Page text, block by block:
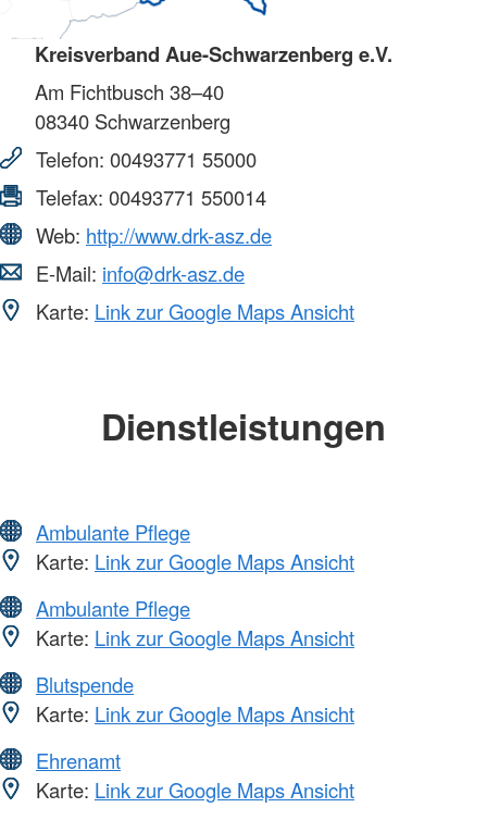
Kreisverband Aue-Schwarzenberg e.V.
Am Fichtbusch 38–40
08340 Schwarzenberg
Telefon: 00493771 55000
Telefax: 00493771 550014
Web: http://www.drk-asz.de
E-Mail: info@drk-asz.de
Karte: Link zur Google Maps Ansicht
Dienstleistungen
Ambulante Pflege
Karte: Link zur Google Maps Ansicht
Ambulante Pflege
Karte: Link zur Google Maps Ansicht
Blutspende
Karte: Link zur Google Maps Ansicht
Ehrenamt
Karte: Link zur Google Maps Ansicht